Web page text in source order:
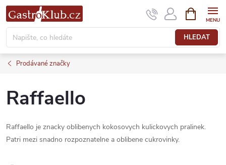
Přejít
na
obsah
HLEDAT
NÁKUPNÍ
KOŠÍK
Prodávané značky
Raffaello
Raffaello je znacky oblibenych kokosovych kulickovych pralinek.
Patri mezi snadno rozpoznatelne a oblibene cukrovinky.